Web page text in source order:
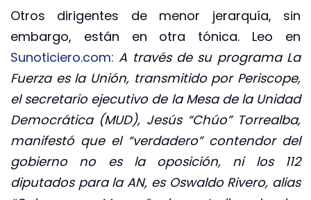
Otros dirigentes de menor jerarquía, sin
embargo, están en otra tónica. Leo en
Sunoticiero.com:A través de su programa La
Fuerza es la Unión, transmitido por Periscope,
el secretario ejecutivo de la Mesa de la Unidad
Democrática (MUD), Jesús “Chúo” Torrealba,
manifestó que el “verdadero” contendor del
gobierno no es la oposición, ni los 112
diputados para la AN, es Oswaldo Rivero, alias